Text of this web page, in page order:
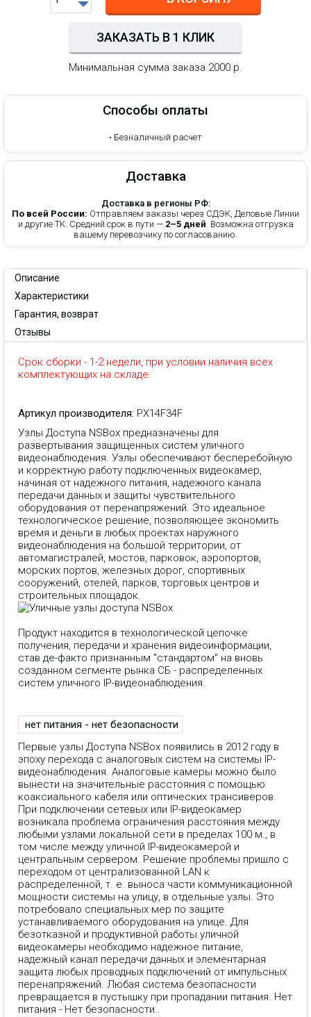
ЗАКАЗАТЬ В 1 КЛИК
Минимальная сумма заказа 2000 р.
Способы оплаты
• Безналичный расчет
Доставка
Доставка в регионы РФ:
По всей России: Отправляем заказы через СДЭК, Деловые Линии
и другие ТК. Средний срок в пути — 2–5 дней. Возможна отгрузка
вашему перевозчику по согласованию.
Описание
Характеристики
Гарантия, возврат
Отзывы
Срок сборки - 1-2 недели, при условии наличия всех
комплектующих на складе.
Артикул производителя: PX14F34F
Узлы Доступа NSBox предназначены для
развертывания защищенных систем уличного
видеонаблюдения. Узлы обеспечивают бесперебойную
и корректную работу подключенных видеокамер,
начиная от надежного питания, надежного канала
передачи данных и защиты чувствительного
оборудования от перенапряжений. Это идеальное
технологическое решение, позволяющее экономить
время и деньги в любых проектах наружного
видеонаблюдения на большой территории, от
автомагистралей, мостов, парковок, аэропортов,
морских портов, железных дорог, спортивных
сооружений, отелей, парков, торговых центров и
строительных площадок.
Продукт находится в технологической цепочке
получения, передачи и хранения видеоинформации,
став де-факто признанным "стандартом" на вновь
созданном сегменте рынка СБ - распределенных
систем уличного IP-видеонаблюдения.
нет питания - нет безопасности
Первые узлы Доступа NSBox появились в 2012 году в
эпоху перехода с аналоговых систем на системы IP-
видеонаблюдения. Аналоговые камеры можно было
вынести на значительные расстояния с помощью
коаксиального кабеля или оптических трансиверов.
При подключении сетевых или IP-видеокамер
возникала проблема ограничения расстояния между
любыми узлами локальной сети в пределах 100 м., в
том числе между уличной IP-видеокамерой и
центральным сервером. Решение проблемы пришло с
переходом от централизованной LAN к
распределенной, т. е. выноса части коммуникационной
мощности системы на улицу, в отдельные узлы. Это
потребовало специальных мер по защите
устанавливаемого оборудования на улице. Для
безотказной и продуктивной работы уличной
видеокамеры необходимо надежное питание,
надежный канал передачи данных и элементарная
защита любых проводных подключений от импульсных
перенапряжений. Любая система безопасности
превращается в пустышку при пропадании питания. Нет
питания - Нет безопасности..